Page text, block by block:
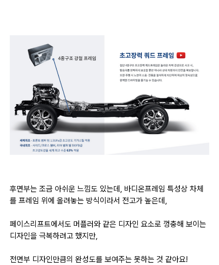
후면부는 조금 아쉬운 느낌도 있는데, 바디온프레임 특성상 차체
를 프레임 위에 올려놓는 방식이라서 전고가 높은데,
페이스리프트에서도 머플러와 같은 디자인 요소로 껑충해 보이는
디자인을 극복하려고 했지만,
전면부 디자인만큼의 완성도를 보여주는 못하는 것 같아요!